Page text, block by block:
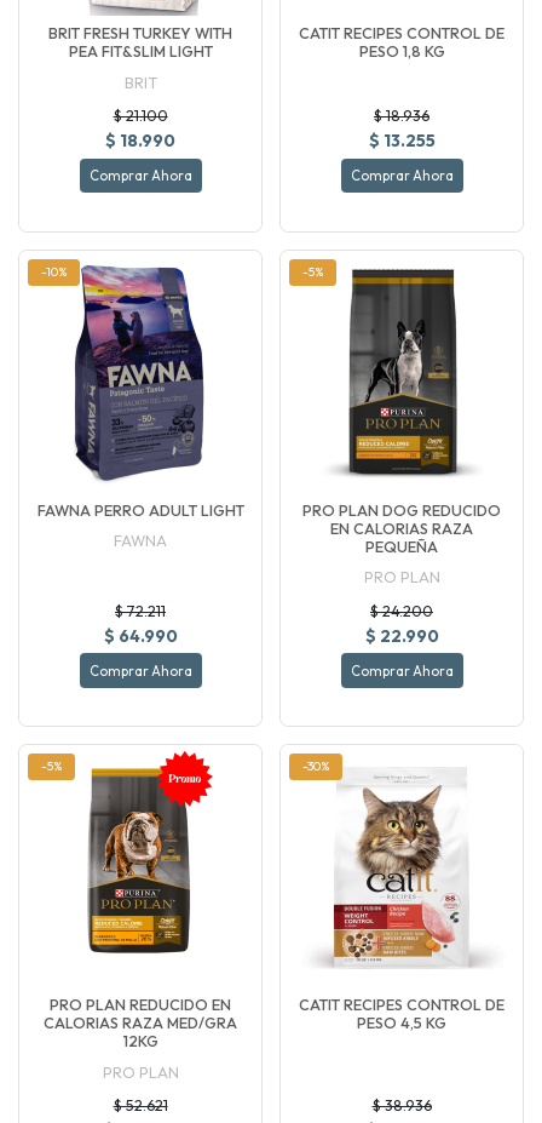
BRIT FRESH TURKEY WITH
PEA FIT&SLIM LIGHT
BRIT
$ 21.100
$ 18.990
Comprar Ahora
CATIT RECIPES CONTROL DE
PESO 1,8 KG
$ 18.936
$ 13.255
Comprar Ahora
-10%
FAWNA PERRO ADULT LIGHT
FAWNA
$ 72.211
$ 64.990
Comprar Ahora
-5%
PRO PLAN DOG REDUCIDO
EN CALORIAS RAZA
PEQUEÑA
PRO PLAN
$ 24.200
$ 22.990
Comprar Ahora
-5%
PRO PLAN REDUCIDO EN
CALORIAS RAZA MED/GRA
12KG
PRO PLAN
$ 52.621
-30%
CATIT RECIPES CONTROL DE
PESO 4,5 KG
$ 38.936